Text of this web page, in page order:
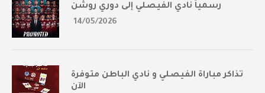
رسمياً نادي الفيصلي إلى دوري روشن
14/05/2026
تذاكر مباراة الفيصلي و نادي الباطن متوفرة
الآن